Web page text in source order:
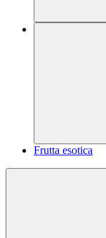
Frutta esotica